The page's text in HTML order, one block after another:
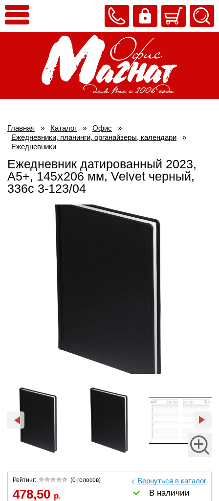
Главная » Каталог » Офис
»
Ежедневники, планинги, органайзеры, календари
»
Ежедневники
Ежедневник датированный 2023,
А5+, 145х206 мм, Velvet черный,
336с 3-123/04
Рейтинг: (0 голосов)
478,50 р.
Вернуться в каталог
В наличии